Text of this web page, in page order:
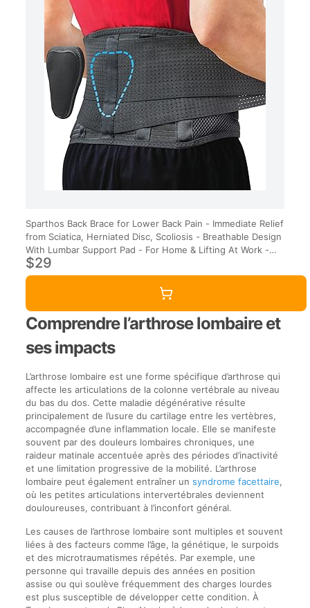
Sparthos Back Brace for Lower Back Pain - Immediate Relief
from Sciatica, Herniated Disc, Scoliosis - Breathable Design
With Lumbar Support Pad - For Home & Lifting At Work -
For Men & Women - (Large)
$29
Comprendre l’arthrose lombaire et
ses impacts
L’arthrose lombaire est une forme spécifique d’arthrose qui
affecte les articulations de la colonne vertébrale au niveau
du bas du dos. Cette maladie dégénérative résulte
principalement de l’usure du cartilage entre les vertèbres,
accompagnée d’une inflammation locale. Elle se manifeste
souvent par des douleurs lombaires chroniques, une
raideur matinale accentuée après des périodes d’inactivité
et une limitation progressive de la mobilité. L’arthrose
lombaire peut également entraîner un syndrome facettaire,
où les petites articulations intervertébrales deviennent
douloureuses, contribuant à l’inconfort général.
Les causes de l’arthrose lombaire sont multiples et souvent
liées à des facteurs comme l’âge, la génétique, le surpoids
et des microtraumatismes répétés. Par exemple, une
personne qui travaille depuis des années en position
assise ou qui soulève fréquemment des charges lourdes
est plus susceptible de développer cette condition. À